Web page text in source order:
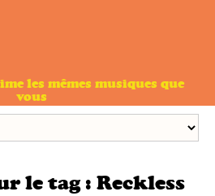
les mêmes musiques que
vous
le tag : Reckless